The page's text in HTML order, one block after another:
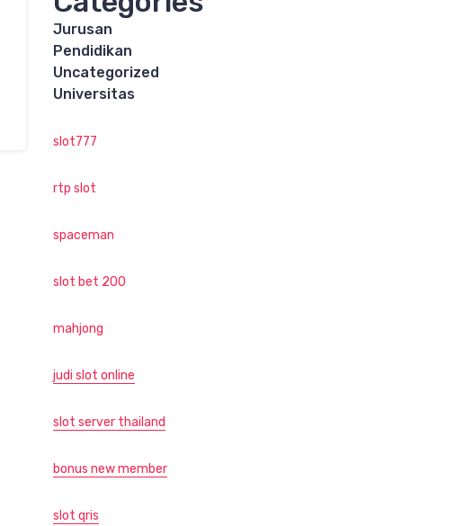
Jurusan
Pendidikan
Uncategorized
Universitas
slot777
rtp slot
spaceman
slot bet 200
mahjong
judi slot online
slot server thailand
bonus new member
slot qris